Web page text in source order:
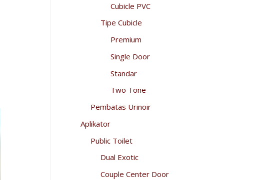
Cubicle PVC
Tipe Cubicle
Premium
Single Door
Standar
Two Tone
Pembatas Urinoir
Aplikator
Public Toilet
Dual Exotic
Couple Center Door